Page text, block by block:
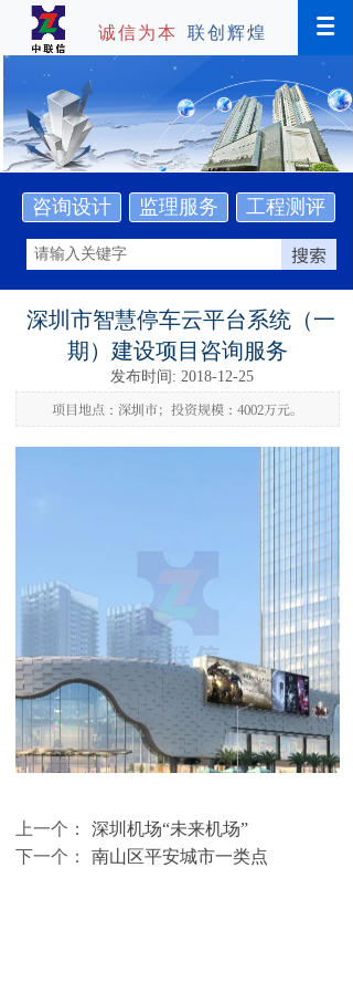
联创辉煌
诚信为本
咨询设计 监理服务 工程测评
搜索
深圳市智慧停车云平台系统（一
期）建设项目咨询服务
发布时间: 2018-12-25
项目地点：深圳市；投资规模：4002万元。
上一个：
深圳机场“未来机场”
下一个：
南山区平安城市一类点